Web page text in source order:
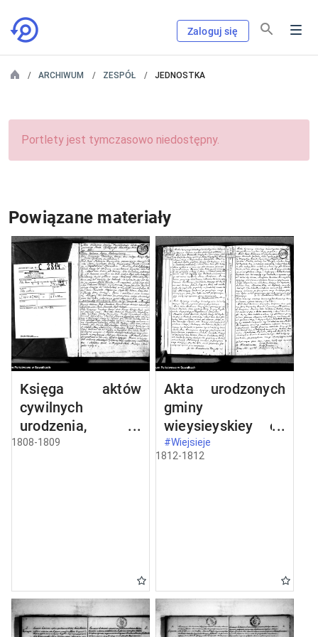
Zaloguj się
ARCHIWUM ZESPÓŁ JEDNOSTKA
Portlety jest tymczasowo niedostępny.
Powiązane materiały
Księga aktów
cywilnych
urodzenia,
stosowanie do
tychże aktów niżej
podpisanego
zaczęta i
kontynuowana
1808-1809
Akta urodzonych
gminy
wieysieyskiey od
1-go stycznia
1812 roku
#Wiejsieje
1812-1812